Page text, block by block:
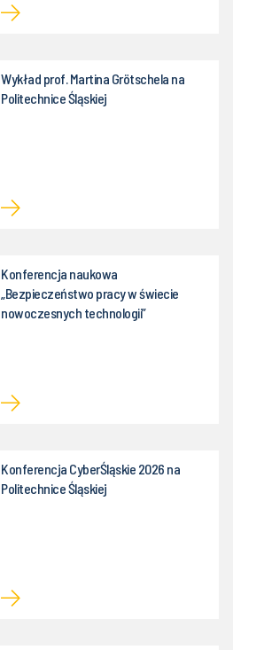
Wykład prof. Martina Grötschela na
Politechnice Śląskiej
Konferencja naukowa
„Bezpieczeństwo pracy w świecie
nowoczesnych technologii”
Konferencja CyberŚląskie 2026 na
Politechnice Śląskiej